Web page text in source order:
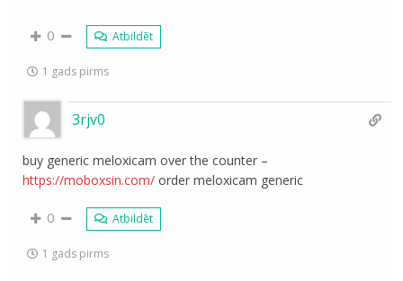
0 Atbildēt
1 gads pirms
3rjv0
buy generic meloxicam over the counter –
https://moboxsin.com/ order meloxicam generic
0 Atbildēt
1 gads pirms